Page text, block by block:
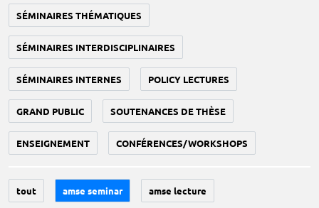
SÉMINAIRES THÉMATIQUES
SÉMINAIRES INTERDISCIPLINAIRES
SÉMINAIRES INTERNES POLICY LECTURES
GRAND PUBLIC SOUTENANCES DE THÈSE
ENSEIGNEMENT CONFÉRENCES/WORKSHOPS
tout amse seminar amse lecture